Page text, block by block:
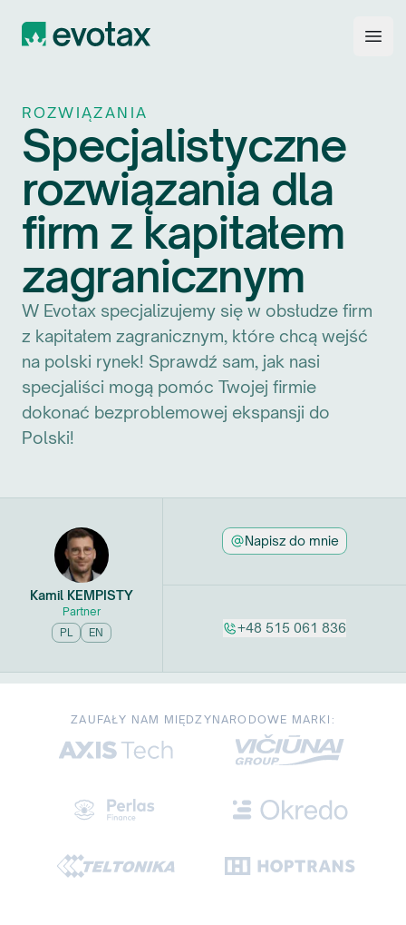
Evotax
ROZWIĄZANIA
Specjalistyczne
rozwiązania dla
firm z kapitałem
zagranicznym
W Evotax specjalizujemy się w obsłudze firm
z kapitałem zagranicznym, które chcą wejść
na polski rynek! Sprawdź sam, jak nasi
specjaliści mogą pomóc Twojej firmie
dokonać bezproblemowej ekspansji do
Polski!
Kamil KEMPISTY
Partner
PL
EN
Napisz do mnie
+48 515 061 836
ZAUFAŁY NAM MIĘDZYNARODOWE MARKI: